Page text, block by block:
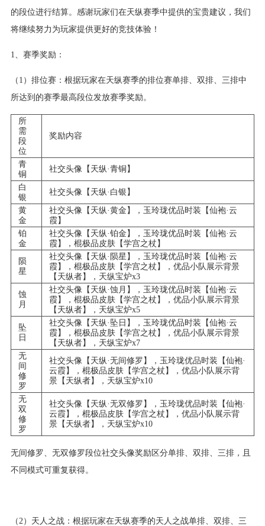
的段位进行结算。感谢玩家们在天纵赛季中提供的宝贵建议，我们
将继续努力为玩家提供更好的竞技体验！
1、赛季奖励：
（1）排位赛：根据玩家在天纵赛季的排位赛单排、双排、三排中
所达到的赛季最高段位发放赛季奖励。
所
需
段
位
奖励内容
青
铜
社交头像【天纵·青铜】
白
银
社交头像【天纵·白银】
黄
金
社交头像【天纵·黄金】，玉玲珑优品时装【仙袍·云
霞】
铂
金
社交头像【天纵·铂金】，玉玲珑优品时装【仙袍·云
霞】，棍极品皮肤【学宫之杖】
陨
星
社交头像【天纵·陨星】，玉玲珑优品时装【仙袍·云
霞】，棍极品皮肤【学宫之杖】，优品小队展示背景
【天纵者】，天纵宝炉x3
蚀
月
社交头像【天纵·蚀月】，玉玲珑优品时装【仙袍·云
霞】，棍极品皮肤【学宫之杖】，优品小队展示背景
【天纵者】，天纵宝炉x5
坠
日
社交头像【天纵·坠日】，玉玲珑优品时装【仙袍·云
霞】，棍极品皮肤【学宫之杖】，优品小队展示背景
【天纵者】，天纵宝炉x7
无
间
修
罗
社交头像【天纵·无间修罗】，玉玲珑优品时装【仙袍·
云霞】，棍极品皮肤【学宫之杖】，优品小队展示背
景【天纵者】，天纵宝炉x10
无
双
修
罗
社交头像【天纵·无双修罗】，玉玲珑优品时装【仙袍·
云霞】，棍极品皮肤【学宫之杖】，优品小队展示背
景【天纵者】，天纵宝炉x10
无间修罗、无双修罗段位社交头像奖励区分单排、双排、三排，且
不同模式可重复获得。
（2）天人之战：根据玩家在天纵赛季的天人之战单排、双排、三